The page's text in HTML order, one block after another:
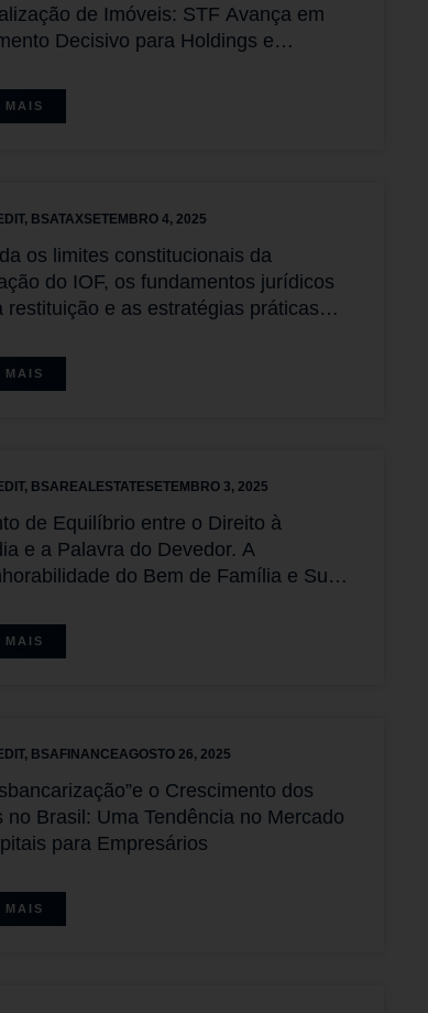
de Imóveis: STF Avança em
Decisivo para Holdings e
MAIS
, BSATAXSETEMBRO 4, 2025
os limites constitucionais da
do IOF, os fundamentos jurídicos
restituição e as estratégias práticas
MAIS
, BSAREALESTATESETEMBRO 3, 2025
de Equilíbrio entre o Direito à
e a Palavra do Devedor. A
do Bem de Família e Suas
MAIS
, BSAFINANCEAGOSTO 26, 2025
o Crescimento dos
no Brasil: Uma Tendência no Mercado
para Empresários
MAIS